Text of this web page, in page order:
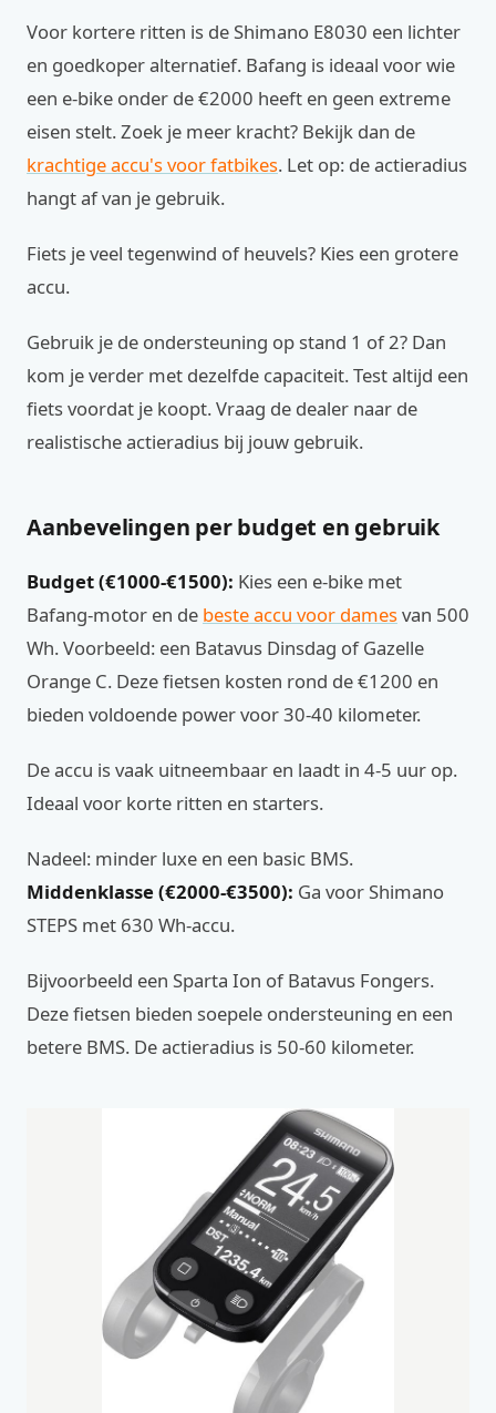
Voor kortere ritten is de Shimano E8030 een lichter
en goedkoper alternatief. Bafang is ideaal voor wie
een e-bike onder de €2000 heeft en geen extreme
eisen stelt. Zoek je meer kracht? Bekijk dan de
krachtige accu's voor fatbikes. Let op: de actieradius
hangt af van je gebruik.
Fiets je veel tegenwind of heuvels? Kies een grotere
accu.
Gebruik je de ondersteuning op stand 1 of 2? Dan
kom je verder met dezelfde capaciteit. Test altijd een
fiets voordat je koopt. Vraag de dealer naar de
realistische actieradius bij jouw gebruik.
Aanbevelingen per budget en gebruik
Budget (€1000-€1500): Kies een e-bike met
Bafang-motor en de beste accu voor damesvan 500
Wh. Voorbeeld: een Batavus Dinsdag of Gazelle
Orange C. Deze fietsen kosten rond de €1200 en
bieden voldoende power voor 30-40 kilometer.
De accu is vaak uitneembaar en laadt in 4-5 uur op.
Ideaal voor korte ritten en starters.
Nadeel: minder luxe en een basic BMS.
Middenklasse (€2000-€3500): Ga voor Shimano
STEPS met 630 Wh-accu.
Bijvoorbeeld een Sparta Ion of Batavus Fongers.
Deze fietsen bieden soepele ondersteuning en een
betere BMS. De actieradius is 50-60 kilometer.